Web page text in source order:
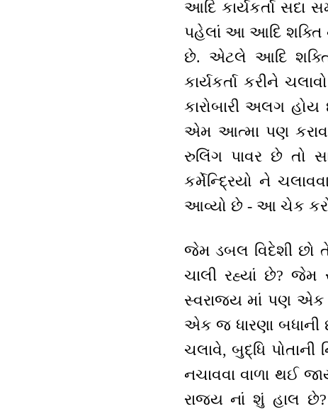
આદિ કાર્યકર્તા સદા
પહેલાં આ આદિ શક્તિ
છે. એટલે આદિ શક્તિ
કાર્યકર્તા કરીને
કારોબારી અલગ
એમ આત્મા પણ
રુલિંગ પાવર છે તો
કર્મેન્દ્રિયો ને
આવ્યો છે - આ ચેક
જેમ ડબલ વિદેશી છો
ચાલી રહ્યાં છે?
સ્વરાજ્ય માં પણ એક
એક જ ધારણા બધાની
ચલાવે, બુદ્ધિ
નચાવવા વાળા થઈ
રાજ્ય નાં શું હાલ છે?